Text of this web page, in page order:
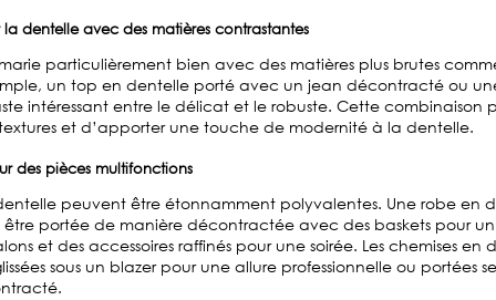
dentelle avec des matières contrastantes
particulièrement bien avec des matières plus brutes
un top en dentelle porté avec un jean décontracté ou
intéressant entre le délicat et le robuste. Cette combinaison
et d’apporter une touche de modernité à la dentelle.
des pièces multifonctions
peuvent être étonnamment polyvalentes. Une robe en
portée de manière décontractée avec des baskets pour
et des accessoires raffinés pour une soirée. Les chemises en
sous un blazer pour une allure professionnelle ou portées